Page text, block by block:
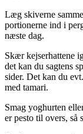
Læg skiverne
portionerne ind i
næste dag.
Skær kejserhattene
det kan du sagtens
sider. Det kan du
med tamari.
Smag yoghurten
er pesto til overs, så